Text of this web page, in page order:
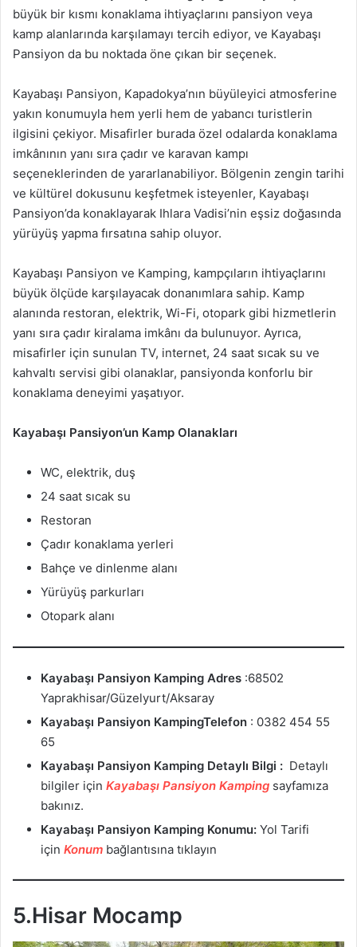
büyük bir kısmı konaklama ihtiyaçlarını pansiyon veya
kamp alanlarında karşılamayı tercih ediyor, ve Kayabaşı
Pansiyon da bu noktada öne çıkan bir seçenek.
Kayabaşı Pansiyon, Kapadokya’nın büyüleyici atmosferine
yakın konumuyla hem yerli hem de yabancı turistlerin
ilgisini çekiyor. Misafirler burada özel odalarda konaklama
imkânının yanı sıra çadır ve karavan kampı
seçeneklerinden de yararlanabiliyor. Bölgenin zengin tarihi
ve kültürel dokusunu keşfetmek isteyenler, Kayabaşı
Pansiyon’da konaklayarak Ihlara Vadisi’nin eşsiz doğasında
yürüyüş yapma fırsatına sahip oluyor.
Kayabaşı Pansiyon ve Kamping, kampçıların ihtiyaçlarını
büyük ölçüde karşılayacak donanımlara sahip. Kamp
alanında restoran, elektrik, Wi-Fi, otopark gibi hizmetlerin
yanı sıra çadır kiralama imkânı da bulunuyor. Ayrıca,
misafirler için sunulan TV, internet, 24 saat sıcak su ve
kahvaltı servisi gibi olanaklar, pansiyonda konforlu bir
konaklama deneyimi yaşatıyor.
Kayabaşı Pansiyon’un Kamp Olanakları
WC, elektrik, duş
24 saat sıcak su
Restoran
Çadır konaklama yerleri
Bahçe ve dinlenme alanı
Yürüyüş parkurları
Otopark alanı
Kayabaşı Pansiyon Kamping Adres :68502
Yaprakhisar/Güzelyurt/Aksaray
Kayabaşı Pansiyon KampingTelefon : 0382 454 55
65
Kayabaşı Pansiyon Kamping Detaylı Bilgi : Detaylı
bilgiler için Kayabaşı Pansiyon Kamping sayfamıza
bakınız.
Kayabaşı Pansiyon Kamping Konumu: Yol Tarifi
için Konum bağlantısına tıklayın
5.Hisar Mocamp